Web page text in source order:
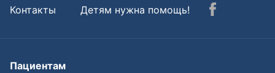
Контакты
Детям нужна помощь!
Пациентам